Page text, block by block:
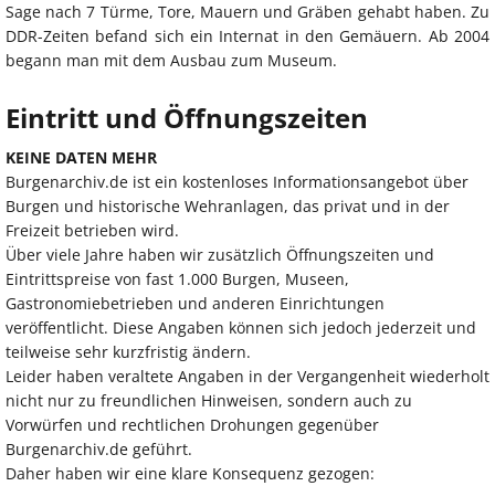
Sage nach 7 Türme, Tore, Mauern und Gräben gehabt haben. Zu
DDR-Zeiten befand sich ein Internat in den Gemäuern. Ab 2004
begann man mit dem Ausbau zum Museum.
Eintritt und Öffnungszeiten
KEINE DATEN MEHR
Burgenarchiv.de ist ein kostenloses Informationsangebot über
Burgen und historische Wehranlagen, das privat und in der
Freizeit betrieben wird.
Über viele Jahre haben wir zusätzlich Öffnungszeiten und
Eintrittspreise von fast 1.000 Burgen, Museen,
Gastronomiebetrieben und anderen Einrichtungen
veröffentlicht. Diese Angaben können sich jedoch jederzeit und
teilweise sehr kurzfristig ändern.
Leider haben veraltete Angaben in der Vergangenheit wiederholt
nicht nur zu freundlichen Hinweisen, sondern auch zu
Vorwürfen und rechtlichen Drohungen gegenüber
Burgenarchiv.de geführt.
Daher haben wir eine klare Konsequenz gezogen: